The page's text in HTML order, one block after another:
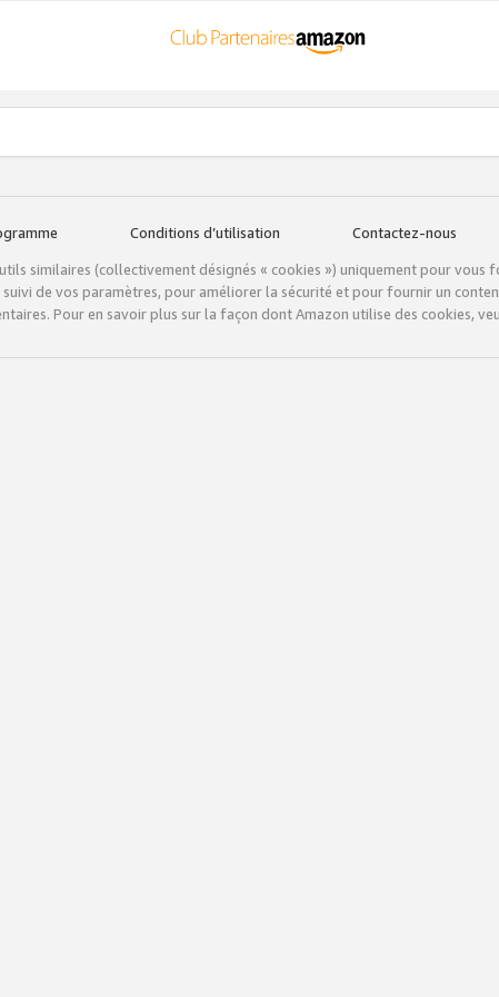
Conditions d’utilisation Contactez-nous
similaires (collectivement désignés « cookies ») uniquement pour
de vos paramètres, pour améliorer la sécurité et pour fournir un
Pour en savoir plus sur la façon dont Amazon utilise des cookies,